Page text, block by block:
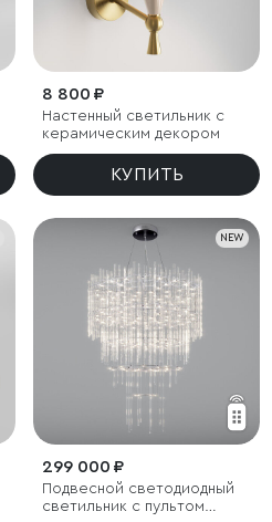
8 800 ₽
Настенный светильник с
керамическим декором
КУПИТЬ
NEW
299 000 ₽
Подвесной светодиодный
светильник с пультом